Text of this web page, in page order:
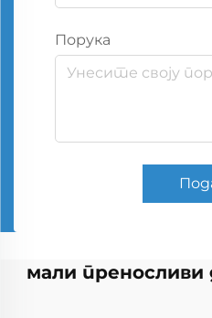
Порука
мали преносливи